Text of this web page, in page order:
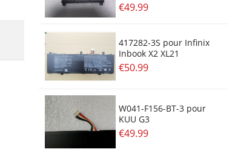
€49.99
417282-3S pour Infinix
Inbook X2 XL21
€50.99
W041-F156-BT-3 pour
KUU G3
€49.99